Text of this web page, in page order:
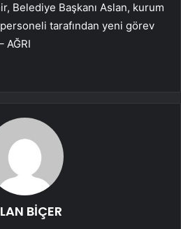
Belediye Başkanı Aslan, kurum
tarafından yeni görev
AĞRI
BİÇER